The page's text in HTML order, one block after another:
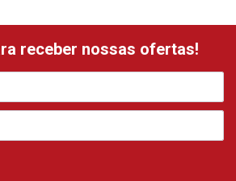
receber nossas ofertas!